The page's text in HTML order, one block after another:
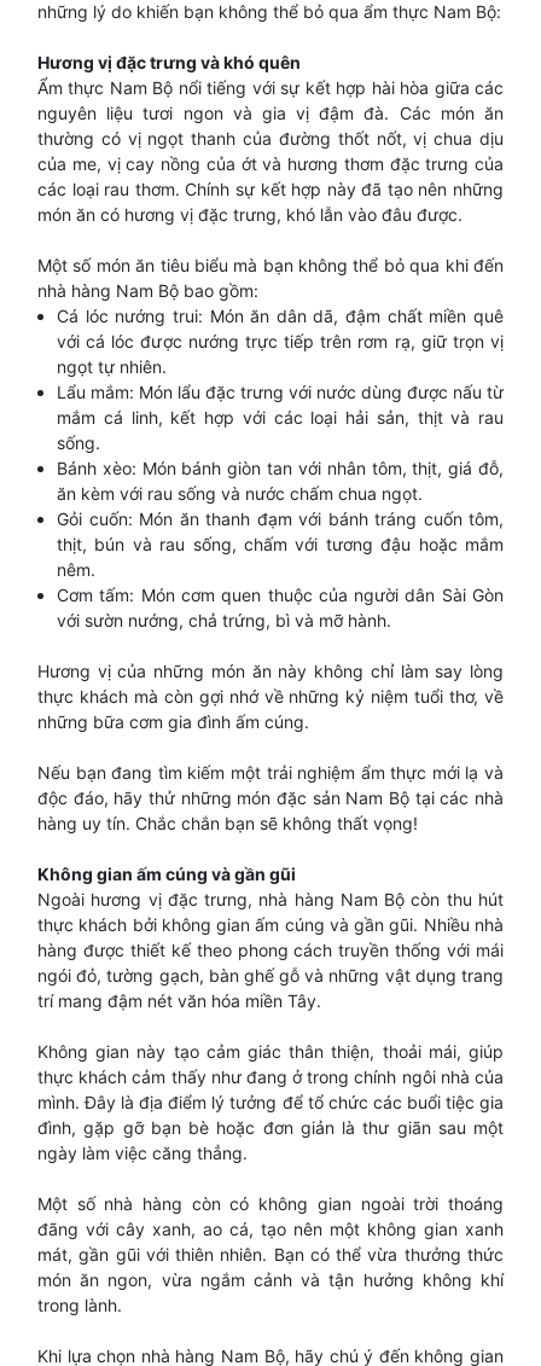
những lý do khiến bạn không thể bỏ qua ẩm thực Nam Bộ:
Hương vị đặc trưng và khó quên
Ẩm thực Nam Bộ nổi tiếng với sự kết hợp hài hòa giữa các
nguyên liệu tươi ngon và gia vị đậm đà. Các món ăn
thường có vị ngọt thanh của đường thốt nốt, vị chua dịu
của me, vị cay nồng của ớt và hương thơm đặc trưng của
các loại rau thơm. Chính sự kết hợp này đã tạo nên những
món ăn có hương vị đặc trưng, khó lẫn vào đâu được.
Một số món ăn tiêu biểu mà bạn không thể bỏ qua khi đến
nhà hàng Nam Bộ bao gồm:
Cá lóc nướng trui: Món ăn dân dã, đậm chất miền quê
với cá lóc được nướng trực tiếp trên rơm rạ, giữ trọn vị
ngọt tự nhiên.
Lẩu mắm: Món lẩu đặc trưng với nước dùng được nấu từ
mắm cá linh, kết hợp với các loại hải sản, thịt và rau
sống.
Bánh xèo: Món bánh giòn tan với nhân tôm, thịt, giá đỗ,
ăn kèm với rau sống và nước chấm chua ngọt.
Gỏi cuốn: Món ăn thanh đạm với bánh tráng cuốn tôm,
thịt, bún và rau sống, chấm với tương đậu hoặc mắm
nêm.
Cơm tấm: Món cơm quen thuộc của người dân Sài Gòn
với sườn nướng, chả trứng, bì và mỡ hành.
Hương vị của những món ăn này không chỉ làm say lòng
thực khách mà còn gợi nhớ về những kỷ niệm tuổi thơ, về
những bữa cơm gia đình ấm cúng.
Nếu bạn đang tìm kiếm một trải nghiệm ẩm thực mới lạ và
độc đáo, hãy thử những món đặc sản Nam Bộ tại các nhà
hàng uy tín. Chắc chắn bạn sẽ không thất vọng!
Không gian ấm cúng và gần gũi
Ngoài hương vị đặc trưng, nhà hàng Nam Bộ còn thu hút
thực khách bởi không gian ấm cúng và gần gũi. Nhiều nhà
hàng được thiết kế theo phong cách truyền thống với mái
ngói đỏ, tường gạch, bàn ghế gỗ và những vật dụng trang
trí mang đậm nét văn hóa miền Tây.
Không gian này tạo cảm giác thân thiện, thoải mái, giúp
thực khách cảm thấy như đang ở trong chính ngôi nhà của
mình. Đây là địa điểm lý tưởng để tổ chức các buổi tiệc gia
đình, gặp gỡ bạn bè hoặc đơn giản là thư giãn sau một
ngày làm việc căng thẳng.
Một số nhà hàng còn có không gian ngoài trời thoáng
đãng với cây xanh, ao cá, tạo nên một không gian xanh
mát, gần gũi với thiên nhiên. Bạn có thể vừa thưởng thức
món ăn ngon, vừa ngắm cảnh và tận hưởng không khí
trong lành.
Khi lựa chọn nhà hàng Nam Bộ, hãy chú ý đến không gian